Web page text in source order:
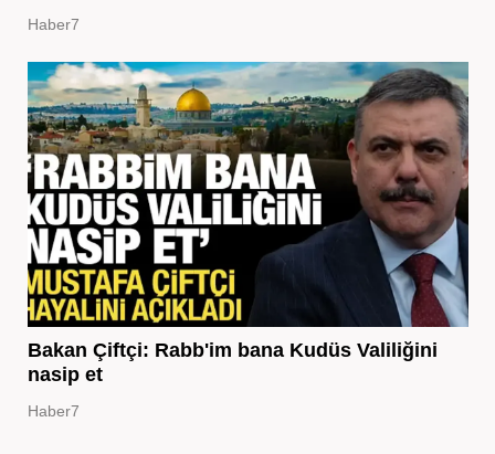
Haber7
Bakan Çiftçi: Rabb'im bana Kudüs Valiliğini
nasip et
Haber7